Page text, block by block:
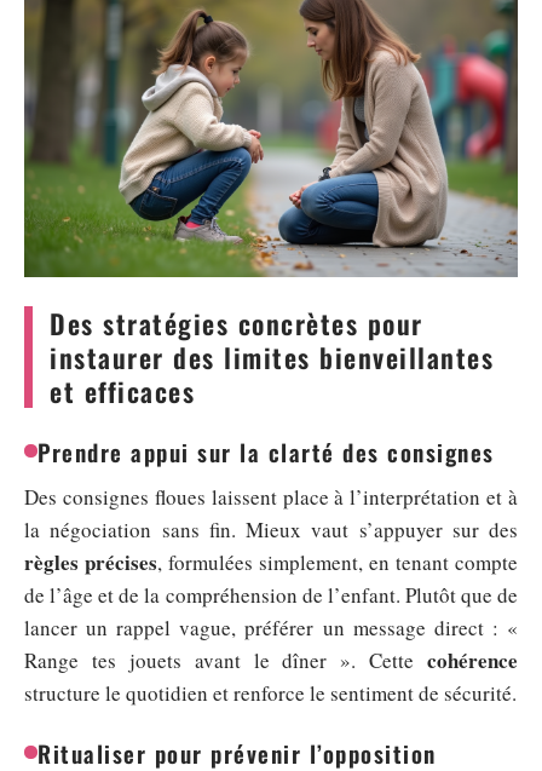
Des stratégies concrètes pour
instaurer des limites bienveillantes
et efficaces
Prendre appui sur la clarté des consignes
Des consignes floues laissent place à l’interprétation et à
la négociation sans fin. Mieux vaut s’appuyer sur des
règles précises, formulées simplement, en tenant compte
de l’âge et de la compréhension de l’enfant. Plutôt que de
lancer un rappel vague, préférer un message direct : «
Range tes jouets avant le dîner ». Cette cohérence
structure le quotidien et renforce le sentiment de sécurité.
Ritualiser pour prévenir l’opposition